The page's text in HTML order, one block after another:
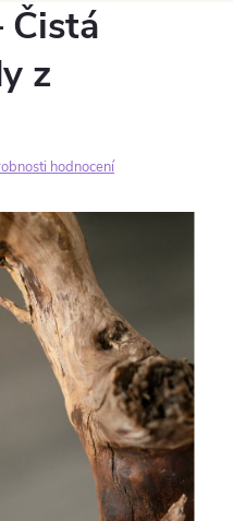
Čistá
z
hodnocení